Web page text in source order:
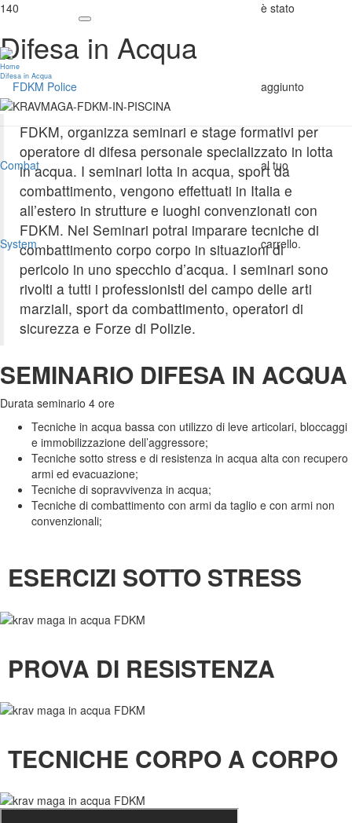
è stato
aggiunto
al tuo
carrello.
Difesa in Acqua
Home
Difesa in Acqua
FDKM, organizza seminari e stage formativi per
operatore di difesa personale specializzato in lotta
in acqua. I seminari lotta in acqua, sport da
combattimento, vengono effettuati in Italia e
all’estero in strutture e luoghi convenzionati con
FDKM. Nei Seminari potrai imparare tecniche di
combattimento corpo corpo in situazioni di
pericolo in uno specchio d’acqua. I seminari sono
rivolti a tutti i professionisti del campo delle arti
marziali, sport da combattimento, operatori di
sicurezza e Forze di Polizie.
SEMINARIO DIFESA IN ACQUA
Durata seminario 4 ore
Tecniche in acqua bassa con utilizzo di leve articolari, bloccaggi
e immobilizzazione dell’aggressore;
Tecniche sotto stress e di resistenza in acqua alta con recupero
armi ed evacuazione;
Tecniche di sopravvivenza in acqua;
Tecniche di combattimento con armi da taglio e con armi non
convenzionali;
ESERCIZI SOTTO STRESS
PROVA DI RESISTENZA
TECNICHE CORPO A CORPO